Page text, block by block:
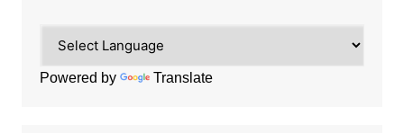
Powered by Translate